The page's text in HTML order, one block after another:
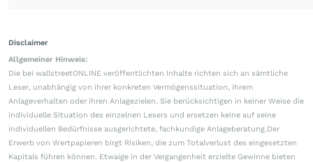
Disclaimer
Allgemeiner Hinweis:
Die bei wallstreetONLINE veröffentlichten Inhalte richten sich an sämtliche
Leser, unabhängig von ihrer konkreten Vermögenssituation, ihrem
Anlageverhalten oder ihren Anlagezielen. Sie berücksichtigen in keiner Weise die
individuelle Situation des einzelnen Lesers und ersetzen keine auf seine
individuellen Bedürfnisse ausgerichtete, fachkundige Anlageberatung.Der
Erwerb von Wertpapieren birgt Risiken, die zum Totalverlust des eingesetzten
Kapitals führen können. Etwaige in der Vergangenheit erzielte Gewinne bieten